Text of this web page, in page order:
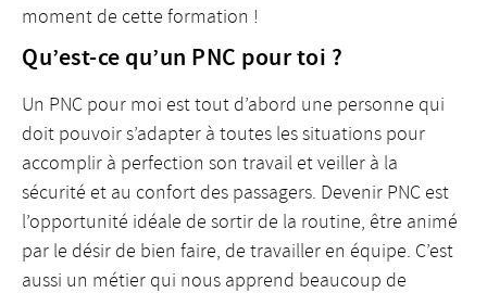
moment de cette formation !
Qu’est-ce qu’un PNC pour toi ?
Un PNC pour moi est tout d’abord une personne qui
doit pouvoir s’adapter à toutes les situations pour
accomplir à perfection son travail et veiller à la
sécurité et au confort des passagers. Devenir PNC est
l’opportunité idéale de sortir de la routine, être animé
par le désir de bien faire, de travailler en équipe. C’est
aussi un métier qui nous apprend beaucoup de